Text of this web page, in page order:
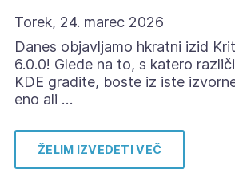
Torek, 24. marec 2026
Danes objavljamo hkratni izid
6.0.0! Glede na to, s katero
KDE gradite, boste iz iste
eno ali …
ŽELIM IZVEDETI VEČ